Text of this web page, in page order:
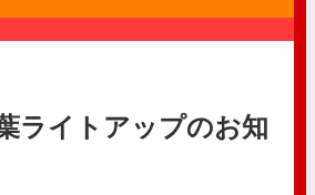
ライトアップのお知